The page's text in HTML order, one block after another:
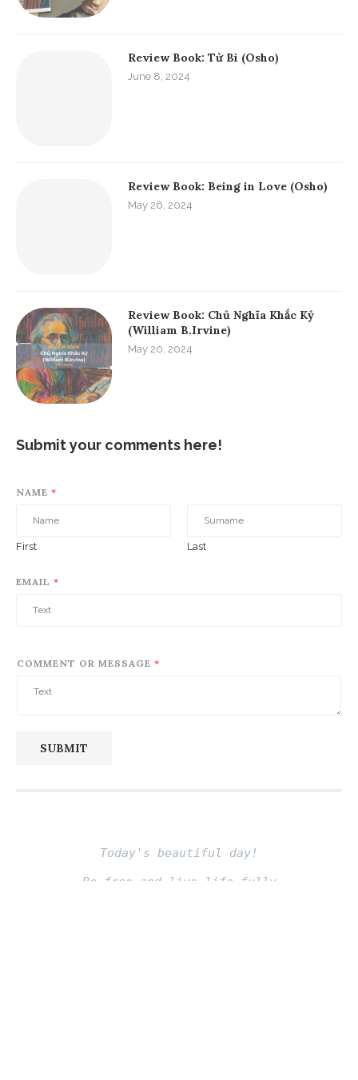
Review Book: Từ Bi (Osho)
June 8, 2024
Review Book: Being in Love (Osho)
May 26, 2024
Review Book: Chủ Nghĩa Khắc Kỷ
(William B.Irvine)
May 20, 2024
Submit your comments here!
NAME *
First Last
EMAIL *
COMMENT OR MESSAGE *
SUBMIT
Today's beautiful day!
Be free and live life fully